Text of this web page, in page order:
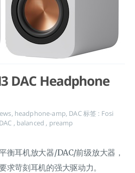
DAC Headphone
, headphone-amp, DAC标签 : Fosi
DAC , balanced , preamp
衡耳机放大器/DAC/前级放大器，
求苛刻耳机的强大驱动力。